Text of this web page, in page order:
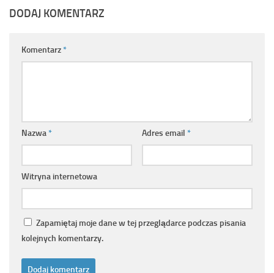
DODAJ KOMENTARZ
Komentarz*
Nazwa* Adres email *
Witryna internetowa
Zapamiętaj moje dane w tej przeglądarce podczas pisania
kolejnych komentarzy.